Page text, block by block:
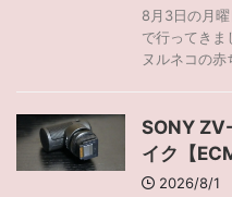
8月3日の月
で行ってきま
ヌルネコの赤
SONY
イク【
2026/8/1